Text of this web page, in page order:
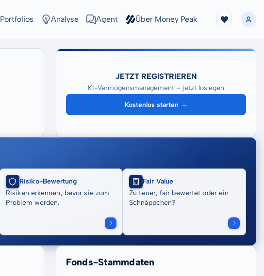
Portfolios Analyse Agent Über Money Peak
JETZT REGISTRIEREN
KI-Vermögensmanagement – jetzt loslegen
Kostenlos starten →
Risiko-Bewertung
Risiken erkennen, bevor sie zum
Problem werden.
Fair Value
Zu teuer, fair bewertet oder ein
Schnäppchen?
Fonds-Stammdaten